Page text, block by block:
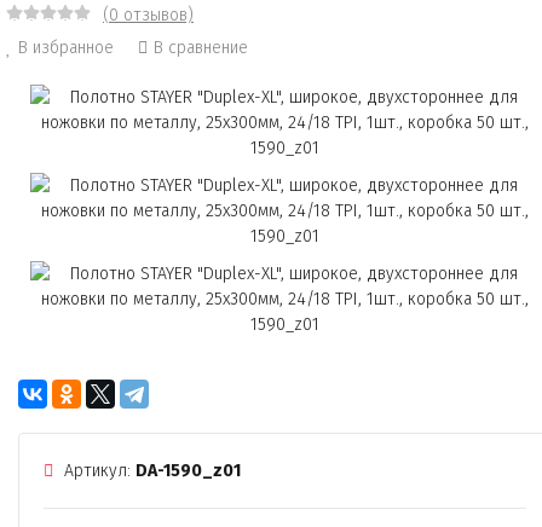
(0 отзывов)
В избранное
В сравнение
Артикул: DA-1590_z01